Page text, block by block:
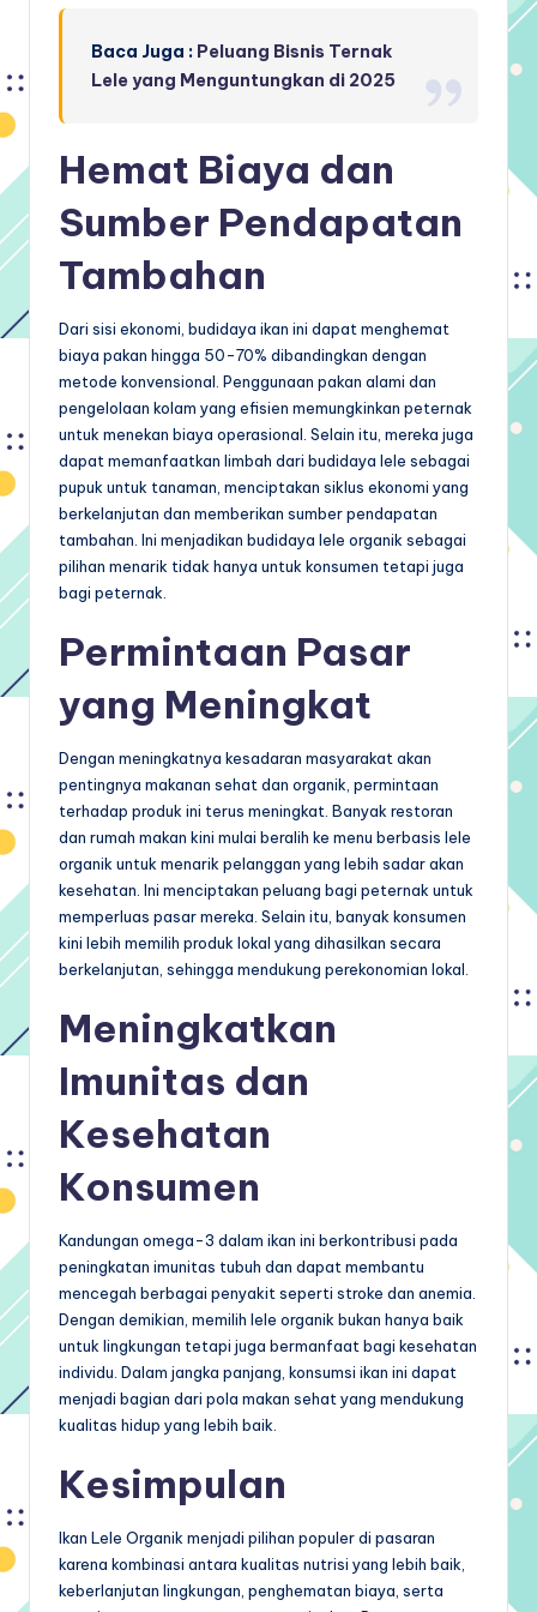
Baca Juga : Peluang Bisnis Ternak
Lele yang Menguntungkan di 2025
Hemat Biaya dan
Sumber Pendapatan
Tambahan
Dari sisi ekonomi, budidaya ikan ini dapat menghemat
biaya pakan hingga 50-70% dibandingkan dengan
metode konvensional. Penggunaan pakan alami dan
pengelolaan kolam yang efisien memungkinkan peternak
untuk menekan biaya operasional. Selain itu, mereka juga
dapat memanfaatkan limbah dari budidaya lele sebagai
pupuk untuk tanaman, menciptakan siklus ekonomi yang
berkelanjutan dan memberikan sumber pendapatan
tambahan. Ini menjadikan budidaya lele organik sebagai
pilihan menarik tidak hanya untuk konsumen tetapi juga
bagi peternak.
Permintaan Pasar
yang Meningkat
Dengan meningkatnya kesadaran masyarakat akan
pentingnya makanan sehat dan organik, permintaan
terhadap produk ini terus meningkat. Banyak restoran
dan rumah makan kini mulai beralih ke menu berbasis lele
organik untuk menarik pelanggan yang lebih sadar akan
kesehatan. Ini menciptakan peluang bagi peternak untuk
memperluas pasar mereka. Selain itu, banyak konsumen
kini lebih memilih produk lokal yang dihasilkan secara
berkelanjutan, sehingga mendukung perekonomian lokal.
Meningkatkan
Imunitas dan
Kesehatan
Konsumen
Kandungan omega-3 dalam ikan ini berkontribusi pada
peningkatan imunitas tubuh dan dapat membantu
mencegah berbagai penyakit seperti stroke dan anemia.
Dengan demikian, memilih lele organik bukan hanya baik
untuk lingkungan tetapi juga bermanfaat bagi kesehatan
individu. Dalam jangka panjang, konsumsi ikan ini dapat
menjadi bagian dari pola makan sehat yang mendukung
kualitas hidup yang lebih baik.
Kesimpulan
Ikan Lele Organik menjadi pilihan populer di pasaran
karena kombinasi antara kualitas nutrisi yang lebih baik,
keberlanjutan lingkungan, penghematan biaya, serta